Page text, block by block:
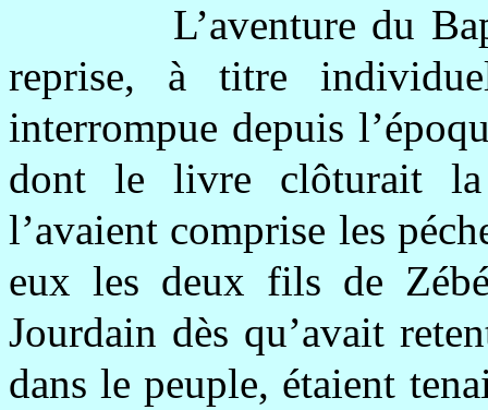
L’aventure du
reprise, à titre
interrompue depuis
dont le livre clôturait
l’avaient comprise les
eux les deux fils de
Jourdain dès qu’avait
dans le peuple, étaient